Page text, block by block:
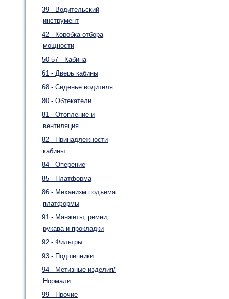
39 - Водительский
инструмент
42 - Коробка отбора
мощности
50-57 - Кабина
61 - Дверь кабины
68 - Сиденье водителя
80 - Обтекатели
81 - Отопление и
вентиляция
82 - Принадлежности
кабины
84 - Оперение
85 - Платформа
86 - Механизм подъема
платформы
91 - Манжеты, ремни,
рукава и прокладки
92 - Фильтры
93 - Подшипники
94 - Метизные изделия/
Нормали
99 - Прочие